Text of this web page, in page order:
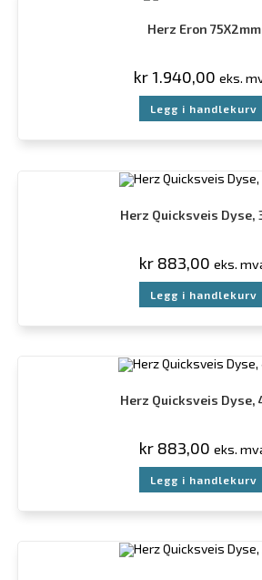
Herz Eron 75X2mm
kr1.940,00 eks.
Legg i handlekurv
Herz Quicksveis Dyse,
kr883,00 eks.
Legg i handlekurv
Herz Quicksveis Dyse,
kr883,00 eks.
Legg i handlekurv